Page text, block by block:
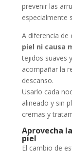
prevenir las
especialmente
A diferencia
piel ni causa
tejidos suaves
acompañar la
descanso.
Usarlo cada
alineado y sin
cremas y
Aprovecha
piel
El cambio de